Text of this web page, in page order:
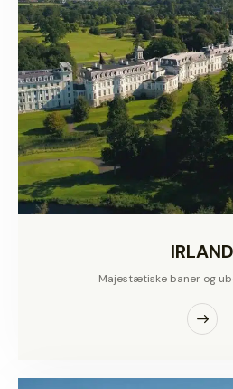
IRLAND
Majestætiske baner og